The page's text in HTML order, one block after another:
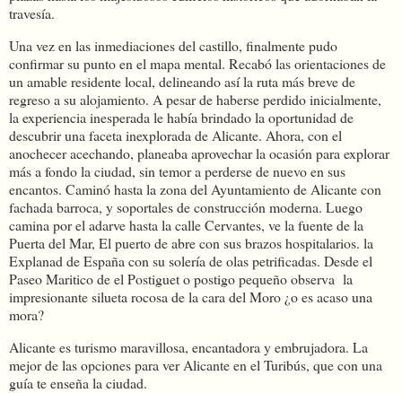
travesía.
Una vez en las inmediaciones del castillo, finalmente pudo
confirmar su punto en el mapa mental. Recabó las orientaciones de
un amable residente local, delineando así la ruta más breve de
regreso a su alojamiento. A pesar de haberse perdido inicialmente,
la experiencia inesperada le había brindado la oportunidad de
descubrir una faceta inexplorada de Alicante. Ahora, con el
anochecer acechando, planeaba aprovechar la ocasión para explorar
más a fondo la ciudad, sin temor a perderse de nuevo en sus
encantos. Caminó hasta la zona del Ayuntamiento de Alicante con
fachada barroca, y soportales de construcción moderna. Luego
camina por el adarve hasta la calle Cervantes, ve la fuente de la
Puerta del Mar, El puerto de abre con sus brazos hospitalarios. la
Explanad de España con su solería de olas petrificadas. Desde el
Paseo Maritico de el Postiguet o postigo pequeño observa la
impresionante silueta rocosa de la cara del Moro ¿o es acaso una
mora?
Alicante es turismo maravillosa, encantadora y embrujadora. La
mejor de las opciones para ver Alicante en el Turibús, que con una
guía te enseña la ciudad.